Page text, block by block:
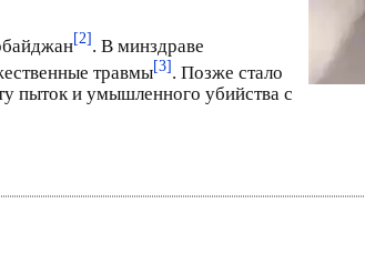
[2]. В минздраве
травмы[3]. Позже стало
пыток и умышленного убийства с